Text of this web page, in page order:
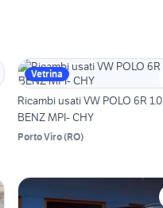
Vetrina
Ricambi usati VW POLO 6R 1.0
BENZ MPI- CHY
Porto Viro(RO)